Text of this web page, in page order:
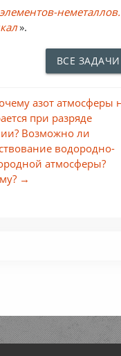
неметаллов.
».
ВСЕ ЗАДАЧИ
азот атмосферы
при разряде
Возможно ли
водородно-
атмосферы?
→